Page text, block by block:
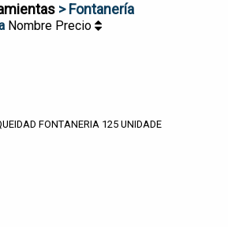
> Fontanería
Nombre Precio
FONTANERIA 125 UNIDADE